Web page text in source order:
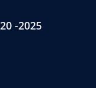
-2025